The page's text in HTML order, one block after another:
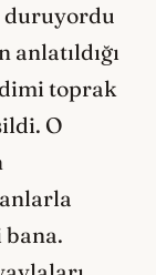
duruyordu
toprak
O